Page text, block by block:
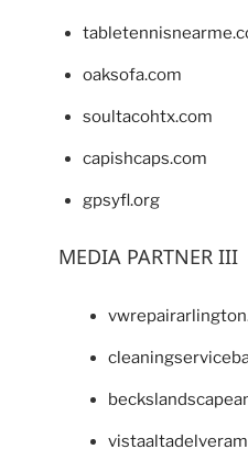
oaksofa.com
soultacohtx.com
capishcaps.com
gpsyfl.org
MEDIA PARTNER III